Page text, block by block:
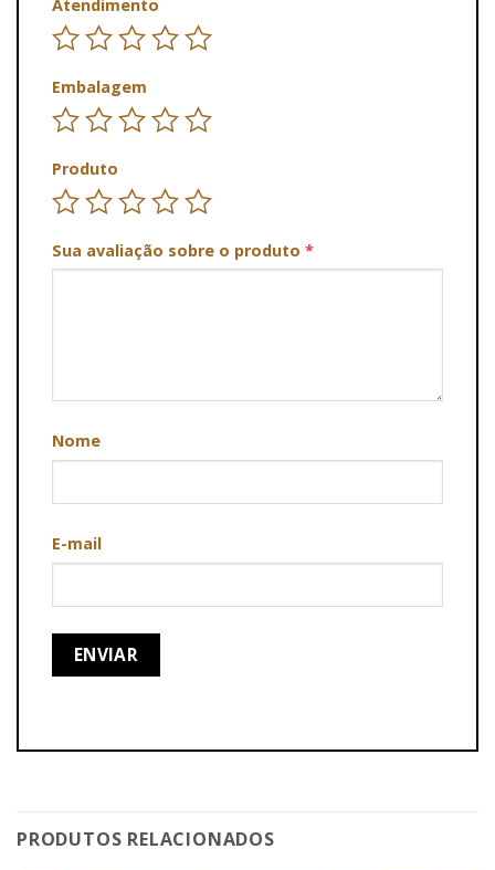
Atendimento
Embalagem
Produto
Sua avaliação sobre o produto *
Nome
E-mail
PRODUTOS RELACIONADOS